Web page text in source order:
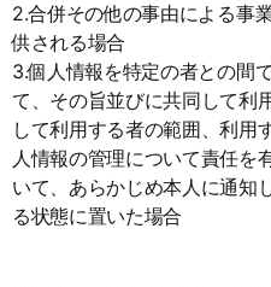
2.合併その他の事由による事
供される場合
3.個人情報を特定の者との間
て、その旨並びに共同して利
して利用する者の範囲、利用
人情報の管理について責任を
いて、あらかじめ本人に通知
る状態に置いた場合